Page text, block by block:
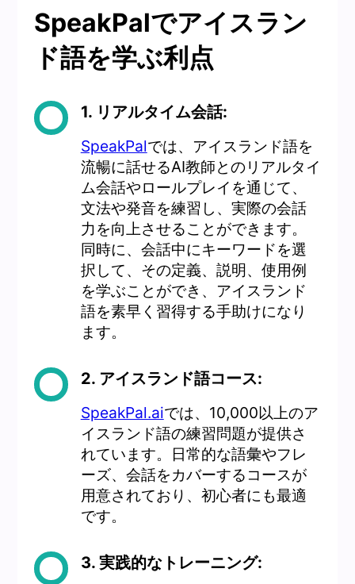
SpeakPalでアイスラン
ド語を学ぶ利点
1. リアルタイム会話:
SpeakPalでは、アイスランド語を
流暢に話せるAI教師とのリアルタイ
ム会話やロールプレイを通じて、
文法や発音を練習し、実際の会話
力を向上させることができます。
同時に、会話中にキーワードを選
択して、その定義、説明、使用例
を学ぶことができ、アイスランド
語を素早く習得する手助けになり
ます。
2. アイスランド語コース:
SpeakPal.aiでは、10,000以上のア
イスランド語の練習問題が提供さ
れています。日常的な語彙やフレ
ーズ、会話をカバーするコースが
用意されており、初心者にも最適
です。
3. 実践的なトレーニング: